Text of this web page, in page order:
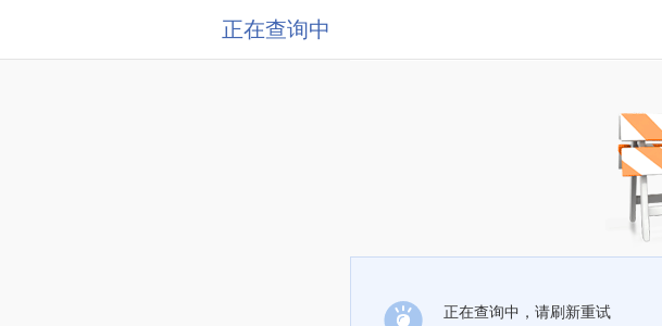
正在查询中
正在查询中，请刷新重试